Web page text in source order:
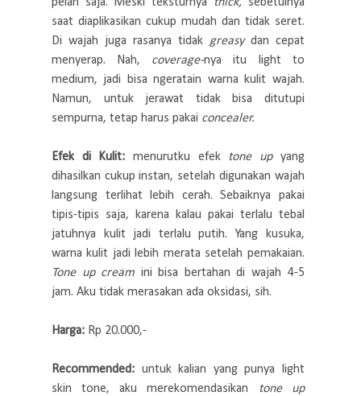
saat diaplikasikan cukup mudah dan tidak seret.
Di wajah juga rasanya tidak greasy dan cepat
menyerap. Nah, coverage-nya itu light to
medium, jadi bisa ngeratain warna kulit wajah.
Namun, untuk jerawat tidak bisa ditutupi
sempurna, tetap harus pakai concealer.
Efek di Kulit: menurutku efek tone up yang
dihasilkan cukup instan, setelah digunakan wajah
langsung terlihat lebih cerah. Sebaiknya pakai
tipis-tipis saja, karena kalau pakai terlalu tebal
jatuhnya kulit jadi terlalu putih. Yang kusuka,
warna kulit jadi lebih merata setelah pemakaian.
Tone up cream ini bisa bertahan di wajah 4-5
jam. Aku tidak merasakan ada oksidasi, sih.
Harga: Rp 20.000,-
Recommended: untuk kalian yang punya light
skin tone, aku merekomendasikan
tone up